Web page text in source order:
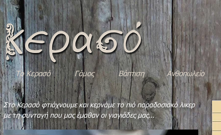
Το Κερασό Γάμος Βάπτιση Ανθοπωλείο
Στο Κερασό φτιάχνουμε και κερνάμε το πιό παραδοσιακό λικερ
με τη συνταγή που μας έμαθαν οι γιαγιάδες μας...